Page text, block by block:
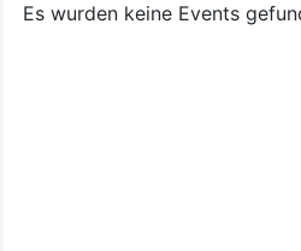
Es wurden keine Events